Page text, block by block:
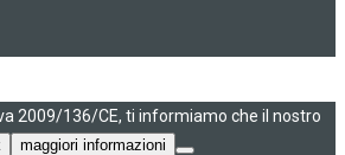
2009/136/CE, ti informiamo che il nostro
maggiori informazioni